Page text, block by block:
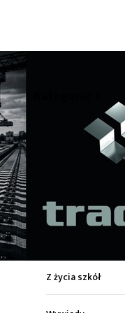
Z życia miasta
Kultura
Z życia szkół